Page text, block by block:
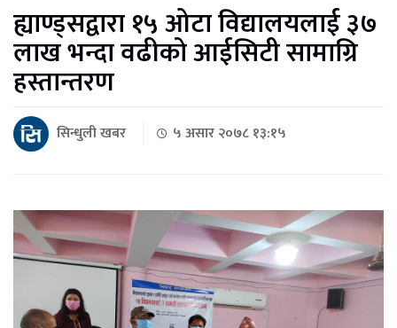
ह्याण्ड्सद्वारा १५ ओटा विद्यालयलाई ३७
लाख भन्दा वढीको आईसिटी सामाग्रि
हस्तान्तरण
सिन्धुली खबर ५ असार २०७८ १३:१५